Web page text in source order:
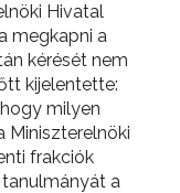
Hivatal
megkapni a
kérését nem
kijelentette:
milyen
frakciók
a